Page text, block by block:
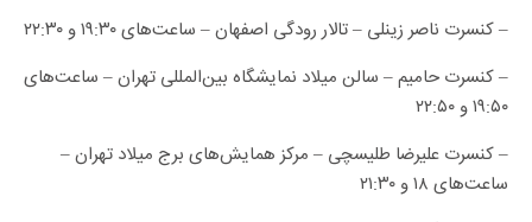
– کنسرت ناصر زینلی – تالار رودگی اصفهان – ساعت‌های ۱۹:۳۰ و ۲۲:۳۰
– کنسرت حامیم – سالن میلاد نمایشگاه بین‌المللی تهران – ساعت‌های
۱۹:۵۰ و ۲۲:۵۰
– کنسرت علیرضا طلیسچی – مرکز همایش‌های برج میلاد تهران –
ساعت‌های ۱۸ و ۲۱:۳۰